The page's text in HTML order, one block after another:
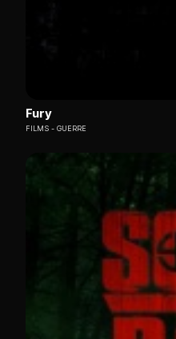
Fury
FILMS GUERRE